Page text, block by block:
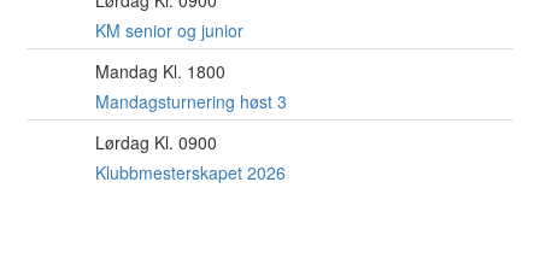
KM senior og junior
Mandag Kl. 1800
Mandagsturnering høst 3
Lørdag Kl. 0900
Klubbmesterskapet 2026